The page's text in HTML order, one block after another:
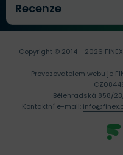
Recenze
Copyright © 2014 - 2026 FINEX
Provozovatelem webu je
Bělehradská 858/
Kontaktní e-mail: